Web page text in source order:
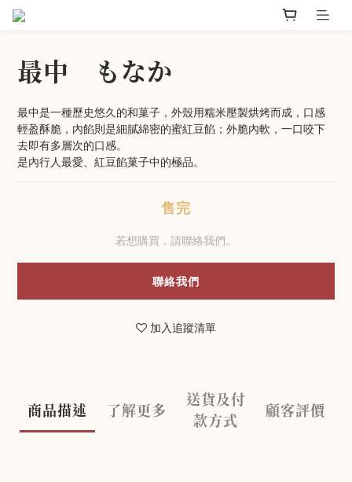
最中 もなか
最中是一種歷史悠久的和菓子，外殼用糯米壓製烘烤而成，口感
輕盈酥脆，內餡則是細膩綿密的蜜紅豆餡；外脆內軟，一口咬下
去即有多層次的口感。
是內行人最愛、紅豆餡菓子中的極品。
售完
若想購買，請聯絡我們。
聯絡我們
加入追蹤清單
商品描述 了解更多
送貨及付
款方式
顧客評價